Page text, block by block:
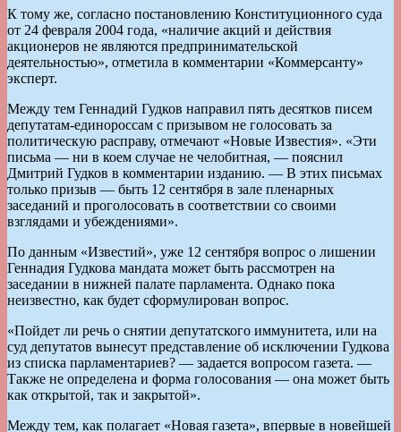
К тому же, согласно постановлению Конституционного суда
от 24 февраля 2004 года, «наличие акций и действия
акционеров не являются предпринимательской
деятельностью», отметила в комментарии «Коммерсанту»
эксперт.
Между тем Геннадий Гудков направил пять десятков писем
депутатам-единороссам с призывом не голосовать за
политическую расправу, отмечают «Новые Известия». «Эти
письма — ни в коем случае не челобитная, — пояснил
Дмитрий Гудков в комментарии изданию. — В этих письмах
только призыв — быть 12 сентября в зале пленарных
заседаний и проголосовать в соответствии со своими
взглядами и убеждениями».
По данным «Известий», уже 12 сентября вопрос о лишении
Геннадия Гудкова мандата может быть рассмотрен на
заседании в нижней палате парламента. Однако пока
неизвестно, как будет сформулирован вопрос.
«Пойдет ли речь о снятии депутатского иммунитета, или на
суд депутатов вынесут представление об исключении Гудкова
из списка парламентариев? — задается вопросом газета. —
Также не определена и форма голосования — она может быть
как открытой, так и закрытой».
Между тем, как полагает «Новая газета», впервые в новейшей